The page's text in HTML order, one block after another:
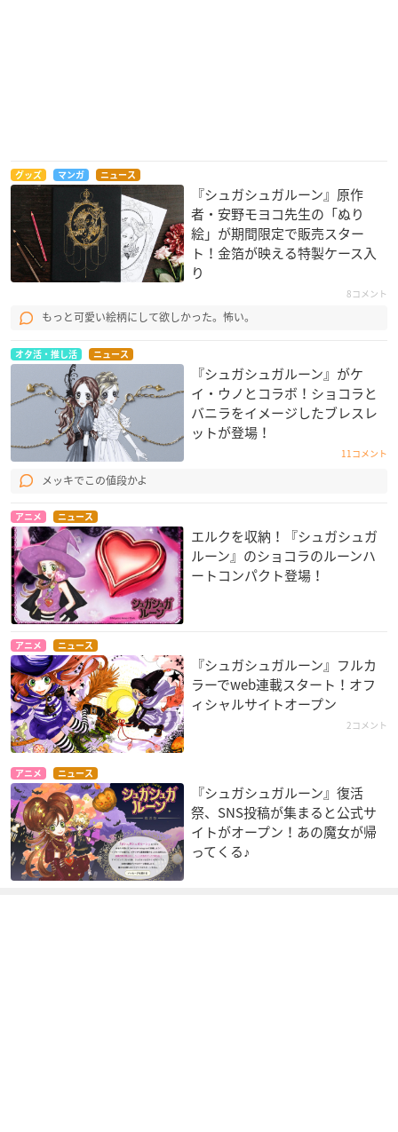
グッズ マンガ ニュース
『シュガシュガルーン』原作
者・安野モヨコ先生の「ぬり
絵」が期間限定で販売スター
ト！金箔が映える特製ケース入
り
8コメント
もっと可愛い絵柄にして欲しかった。怖い。
オタ活・推し活 ニュース
『シュガシュガルーン』がケ
イ・ウノとコラボ！ショコラと
バニラをイメージしたブレスレ
ットが登場！
11コメント
メッキでこの値段かよ
アニメ ニュース
エルクを収納！『シュガシュガ
ルーン』のショコラのルーンハ
ートコンパクト登場！
アニメ ニュース
『シュガシュガルーン』フルカ
ラーでweb連載スタート！オフ
ィシャルサイトオープン
2コメント
アニメ ニュース
『シュガシュガルーン』復活
祭、SNS投稿が集まると公式サ
イトがオープン！あの魔女が帰
ってくる♪